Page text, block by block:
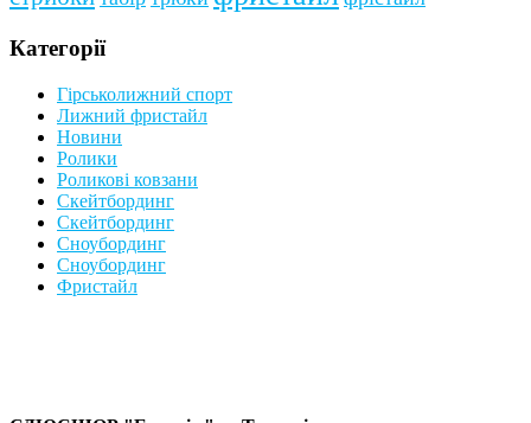
Категорії
Гірськолижний спорт
Лижний фристайл
Новини
Ролики
Роликові ковзани
Скейтбординг
Скейтбординг
Сноубординг
Сноубординг
Фристайл